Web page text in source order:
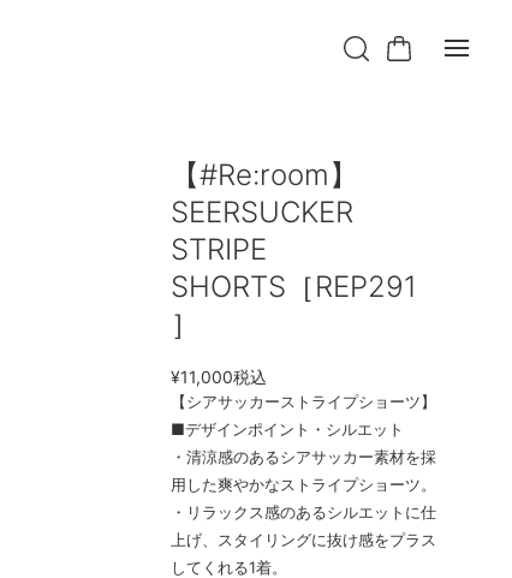
【#Re:room】
SEERSUCKER
STRIPE
SHORTS［REP291
］
¥11,000税込
【シアサッカーストライプショーツ】
■デザインポイント・シルエット
・清涼感のあるシアサッカー素材を採
用した爽やかなストライプショーツ。
・リラックス感のあるシルエットに仕
上げ、スタイリングに抜け感をプラス
してくれる1着。